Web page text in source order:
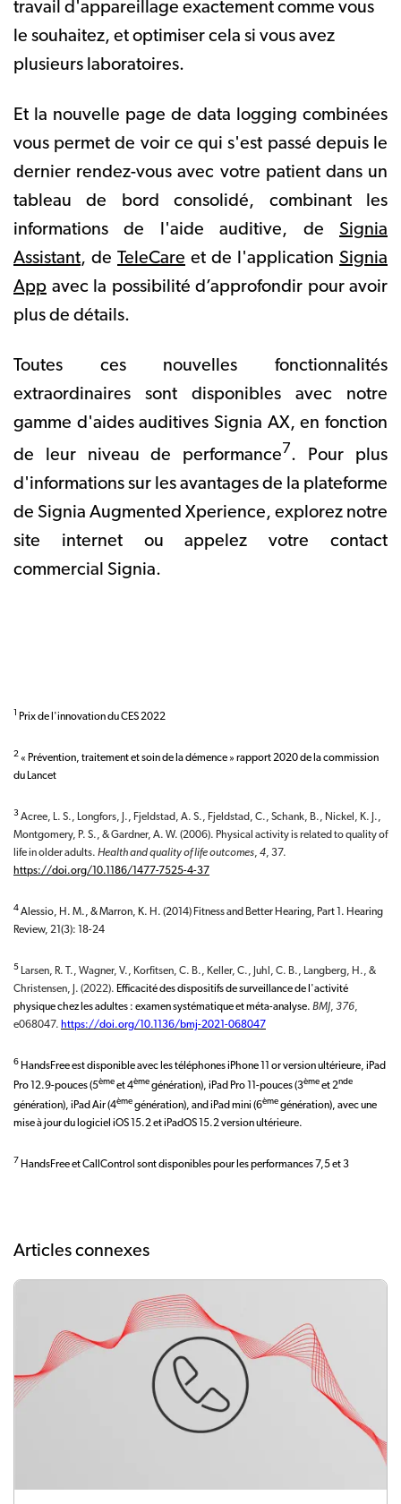
travail d'appareillage exactement comme vous
le souhaitez, et optimiser cela si vous avez
plusieurs laboratoires.
Et la nouvelle page de data logging combinées
vous permet de voir ce qui s'est passé depuis le
dernier rendez-vous avec votre patient dans un
tableau de bord consolidé, combinant les
informations de l'aide auditive, de Signia
Assistant, de TeleCare et de l'application Signia
App avec la possibilité d’approfondir pour avoir
plus de détails.
Toutes ces nouvelles fonctionnalités
extraordinaires sont disponibles avec notre
gamme d'aides auditives Signia AX, en fonction
de leur niveau de performance7. Pour plus
d'informations sur les avantages de la plateforme
de Signia Augmented Xperience, explorez notre
site internet ou appelez votre contact
commercial Signia.
1 Prix de l'innovation du CES 2022
2« Prévention, traitement et soin de la démence » rapport 2020 de la commission
du Lancet
3Acree, L. S., Longfors, J., Fjeldstad, A. S., Fjeldstad, C., Schank, B., Nickel, K. J.,
Montgomery, P. S., & Gardner, A. W. (2006). Physical activity is related to quality of
life in older adults. Health and quality of life outcomes, 4, 37.
https://doi.org/10.1186/1477-7525-4-37
4Alessio, H. M., & Marron, K. H. (2014) Fitness and Better Hearing, Part 1. Hearing
Review, 21(3): 18-24
5 Larsen, R. T., Wagner, V., Korfitsen, C. B., Keller, C., Juhl, C. B., Langberg, H., &
Christensen, J. (2022). Efficacité des dispositifs de surveillance de l'activité
physique chez les adultes : examen systématique et méta-analyse. BMJ, 376,
e068047. https://doi.org/10.1136/bmj-2021-068047
6 HandsFree est disponible avec les téléphones iPhone 11 or version ultérieure, iPad
Pro 12.9-pouces (5èmeet 4èmegénération), iPad Pro 11-pouces (3èmeet 2nde
génération), iPad Air (4èmegénération), and iPad mini (6èmegénération), avec une
mise à jour du logiciel iOS 15.2 et iPadOS 15.2 version ultérieure.
7 HandsFree et CallControl sont disponibles pour les performances 7,5 et 3
Articles connexes